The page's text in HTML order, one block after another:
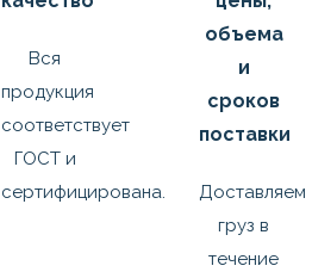
Вся
продукция
соответствует
ГОСТ и
сертифицирована.
объема
и
сроков
поставки
Доставляем
груз в
течение